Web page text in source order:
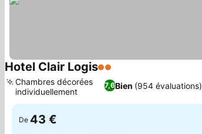
Hotel Clair Logis2 Étoiles
7,6Bien (954 évaluations)
Chambres décorées
individuellement
De 43 €